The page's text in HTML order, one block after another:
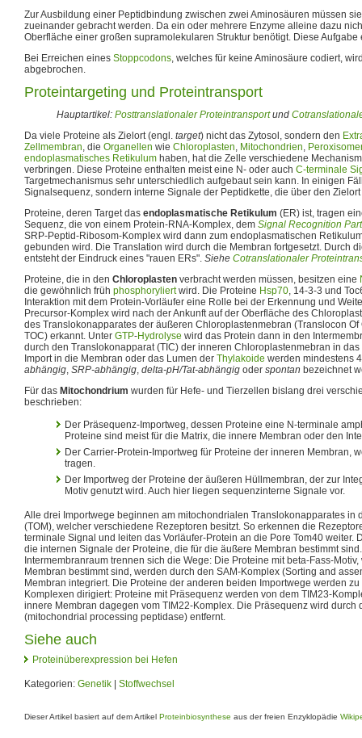
Zur Ausbildung einer Peptidbindung zwischen zwei Aminosäuren müssen
zueinander gebracht werden. Da ein oder mehrere Enzyme alleine dazu
Oberfläche einer großen supramolekularen Struktur benötigt. Diese
Bei Erreichen eines Stoppcodons, welches für keine Aminosäure codiert,
abgebrochen.
Proteintargeting und Proteintransport
Hauptartikel: Posttranslationaler Proteintransportund
Da viele Proteine als Zielort (engl. target) nicht das Zytosol, sondern den
Zellmembran, die Organellen wie Chloroplasten, Mitochondrien,
endoplasmatisches Retikulum haben, hat die Zelle verschiedene
verbringen. Diese Proteine enthalten meist eine N- oder auch C-terminale
Targetmechanismus sehr unterschiedlich aufgebaut sein kann. In einigen
Signalsequenz, sondern interne Signale der Peptidkette, die über den
Proteine, deren Target das endoplasmatische Retikulum (ER) ist, tragen
Sequenz, die von einem Protein-RNA-Komplex, dem Signal Recognition
SRP-Peptid-Ribosom-Komplex wird dann zum endoplasmatischen
gebunden wird. Die Translation wird durch die Membran fortgesetzt. Durch
entsteht der Eindruck eines "rauen ERs". Siehe Cotranslationaler
Proteine, die in den Chloroplasten verbracht werden müssen, besitzen eine
die gewöhnlich früh phosphoryliertwird. Die Proteine Hsp70, 14-3-3 und
Interaktion mit dem Protein-Vorläufer eine Rolle bei der Erkennung und
Precursor-Komplex wird nach der Ankunft auf der Oberfläche des
des Translokonapparates der äußeren Chloroplastenmebran (Translocon
TOC) erkannt. Unter GTP-Hydrolyse wird das Protein dann in den
durch den Translokonapparat (TIC) der inneren Chloroplastenmebran in
Import in die Membran oder das Lumen der Thylakoide werden mindestens
abhängig, SRP-abhängig, delta-pH/Tat-abhängig oder spontan bezeichnet
Für das Mitochondrium wurden für Hefe- und Tierzellen bislang drei
beschrieben:
Der Präsequenz-Importweg, dessen Proteine eine N-terminale
Proteine sind meist für die Matrix, die innere Membran oder den
Der Carrier-Protein-Importweg für Proteine der inneren Membran,
tragen.
Der Importweg der Proteine der äußeren Hüllmembran, der zur
Motiv genutzt wird. Auch hier liegen sequenzinterne Signale vor.
Alle drei Importwege beginnen am mitochondrialen Translokonapparates in
(TOM), welcher verschiedene Rezeptoren besitzt. So erkennen die
terminale Signal und leiten das Vorläufer-Protein an die Pore Tom40 weiter.
die internen Signale der Proteine, die für die äußere Membran bestimmt
Intermembranraum trennen sich die Wege: Die Proteine mit beta-Fass-
Membran bestimmt sind, werden durch den SAM-Komplex (Sorting and
Membran integriert. Die Proteine der anderen beiden Importwege werden
Komplexen dirigiert: Proteine mit Präsequenz werden von dem TIM23-
innere Membran dagegen vom TIM22-Komplex. Die Präsequenz wird durch
(mitochondrial processing peptidase) entfernt.
Siehe auch
Proteinüberexpression bei Hefen
Kategorien: Genetik Stoffwechsel
Dieser Artikel basiert auf dem Artikel Proteinbiosynthese aus der freien Enzyklopädie